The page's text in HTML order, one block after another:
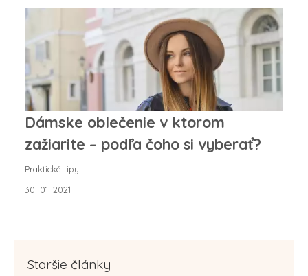
Dámske oblečenie v ktorom
zažiarite – podľa čoho si vyberať?
Praktické tipy
30. 01. 2021
Staršie články